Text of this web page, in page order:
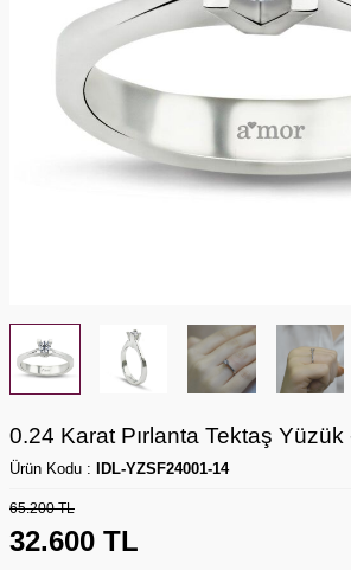
0.24 Karat Pırlanta Tektaş Yüzük
Ürün Kodu : IDL-YZSF24001-14
65.200TL
32.600 TL